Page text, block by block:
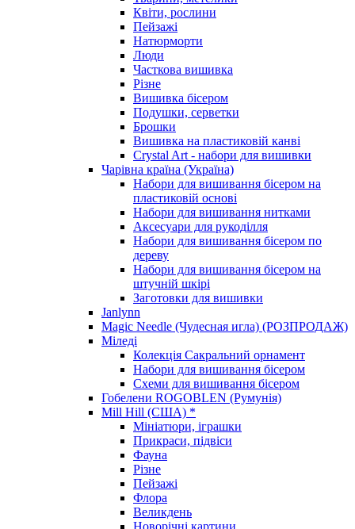
Квіти, рослини
Пейзажі
Натюрморти
Люди
Часткова вишивка
Різне
Вишивка бісером
Подушки, серветки
Брошки
Вишивка на пластиковій канві
Crystal Art - набори для вишивки
Чарівна країна (Україна)
Набори для вишивання бісером на
пластиковій основі
Набори для вишивання нитками
Аксесуари для рукоділля
Набори для вишивання бісером по
дереву
Набори для вишивання бісером на
штучній шкірі
Заготовки для вишивки
Janlynn
Magic Needle (Чудесная игла) (РОЗПРОДАЖ)
Міледі
Колекція Сакральний орнамент
Набори для вишивання бісером
Схеми для вишивання бісером
Гобелени ROGOBLEN (Румунія)
Mill Hill (США) *
Мініатюри, іграшки
Прикраси, підвіси
Фауна
Різне
Пейзажі
Флора
Великдень
Новорічні картини